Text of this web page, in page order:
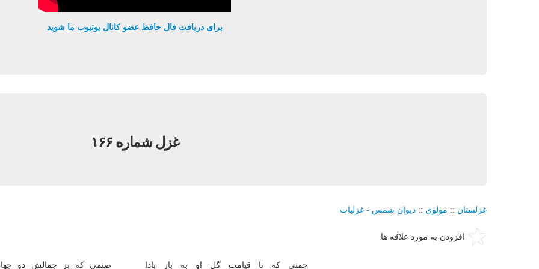
برای دریافت فال حافظ عضو کانال یوتیوب ما شوید
غزل شماره ۱۶۶
غزلستان :: مولوی :: دیوان شمس - غزلیات
افزودن به مورد علاقه ها
چمنی كه تا قیامت گل او به بار بادا صنمی كه بر جمالش دو جهان